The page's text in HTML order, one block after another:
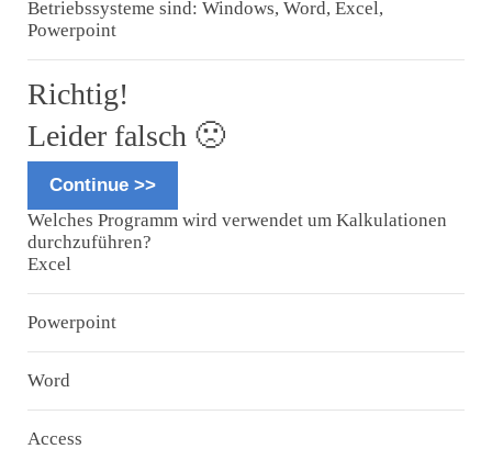
Betriebssysteme sind: Windows, Word, Excel,
Powerpoint
Richtig!
Leider falsch 🙁
Continue >>
Welches Programm wird verwendet um Kalkulationen
durchzuführen?
Excel
Powerpoint
Word
Access